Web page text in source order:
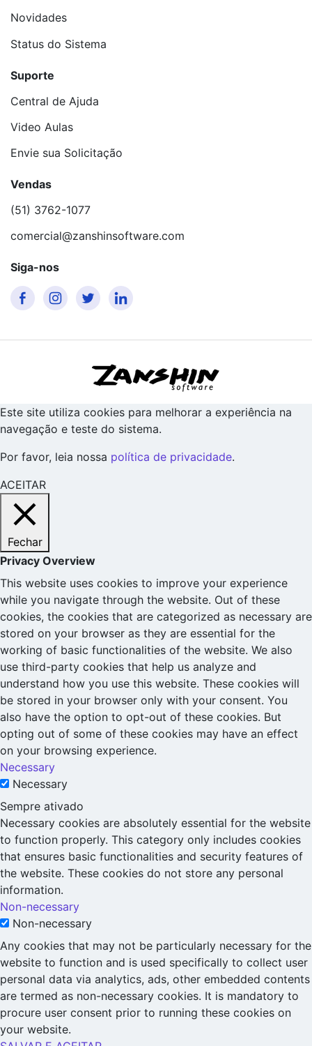
Novidades
Status do Sistema
Suporte
Central de Ajuda
Video Aulas
Envie sua Solicitação
Vendas
(51) 3762-1077
comercial@zanshinsoftware.com
Siga-nos
Este site utiliza cookies para melhorar a experiência na
navegação e teste do sistema.
Por favor, leia nossa política de privacidade.
ACEITAR
Fechar
Privacy Overview
This website uses cookies to improve your experience
while you navigate through the website. Out of these
cookies, the cookies that are categorized as necessary are
stored on your browser as they are essential for the
working of basic functionalities of the website. We also
use third-party cookies that help us analyze and
understand how you use this website. These cookies will
be stored in your browser only with your consent. You
also have the option to opt-out of these cookies. But
opting out of some of these cookies may have an effect
on your browsing experience.
Necessary
Necessary
Sempre ativado
Necessary cookies are absolutely essential for the website
to function properly. This category only includes cookies
that ensures basic functionalities and security features of
the website. These cookies do not store any personal
information.
Non-necessary
Non-necessary
Any cookies that may not be particularly necessary for the
website to function and is used specifically to collect user
personal data via analytics, ads, other embedded contents
are termed as non-necessary cookies. It is mandatory to
procure user consent prior to running these cookies on
your website.